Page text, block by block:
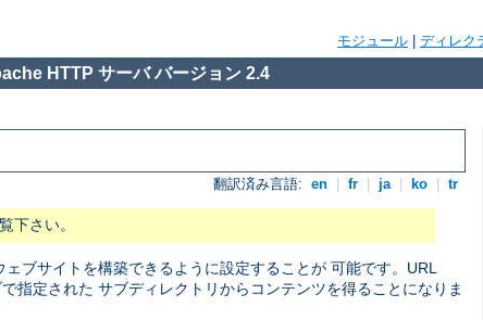
モジュール ディレク
HTTP サーバ バージョン 2.4
翻訳済み言語: en fr ja ko tr
下さい。
ブサイトを構築できるように設定することが 可能です。URL
指定された サブディレクトリからコンテンツを得ることになりま